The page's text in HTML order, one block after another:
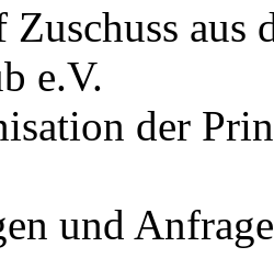
aus
e.V.
der
und